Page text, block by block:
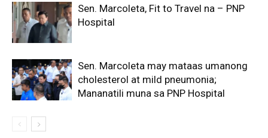
Sen. Marcoleta, Fit to Travel na – PNP
Hospital
Sen. Marcoleta may mataas umanong
cholesterol at mild pneumonia;
Mananatili muna sa PNP Hospital